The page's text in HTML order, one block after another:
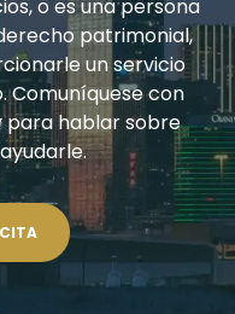
o es una persona
patrimonial,
un servicio
Comuníquese con
para hablar sobre
CITA